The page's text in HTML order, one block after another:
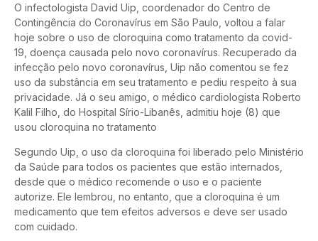
O infectologista David Uip, coordenador do Centro de
Contingência do Coronavírus em São Paulo, voltou a falar
hoje sobre o uso de cloroquina como tratamento da covid-
19, doença causada pelo novo coronavírus. Recuperado da
infecção pelo novo coronavírus, Uip não comentou se fez
uso da substância em seu tratamento e pediu respeito à sua
privacidade. Já o seu amigo, o médico cardiologista Roberto
Kalil Filho, do Hospital Sírio-Libanês, admitiu hoje (8) que
usou cloroquina no tratamento
Segundo Uip, o uso da cloroquina foi liberado pelo Ministério
da Saúde para todos os pacientes que estão internados,
desde que o médico recomende o uso e o paciente
autorize. Ele lembrou, no entanto, que a cloroquina é um
medicamento que tem efeitos adversos e deve ser usado
com cuidado.